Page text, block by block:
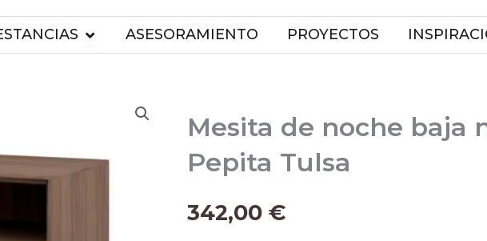
OPEN ESTANCIAS
ASESORAMIENTO PROYECTOS
Mesita de noche baja
Pepita Tulsa
342,00 €